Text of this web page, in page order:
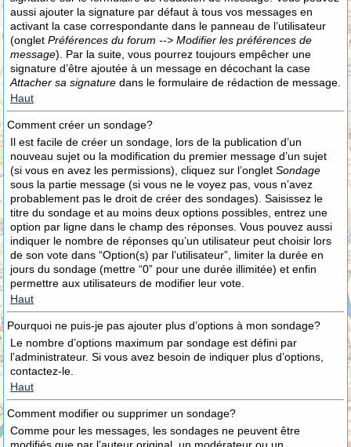
aussi ajouter la signature par défaut à tous vos messages en
activant la case correspondante dans le panneau de l’utilisateur
(onglet Préférences du forum --> Modifier les préférences de
message). Par la suite, vous pourrez toujours empêcher une
signature d’être ajoutée à un message en décochant la case
Attacher sa signature dans le formulaire de rédaction de message.
Haut
Comment créer un sondage?
Il est facile de créer un sondage, lors de la publication d’un
nouveau sujet ou la modification du premier message d’un sujet
(si vous en avez les permissions), cliquez sur l’onglet Sondage
sous la partie message (si vous ne le voyez pas, vous n’avez
probablement pas le droit de créer des sondages). Saisissez le
titre du sondage et au moins deux options possibles, entrez une
option par ligne dans le champ des réponses. Vous pouvez aussi
indiquer le nombre de réponses qu’un utilisateur peut choisir lors
de son vote dans “Option(s) par l’utilisateur”, limiter la durée en
jours du sondage (mettre “0” pour une durée illimitée) et enfin
permettre aux utilisateurs de modifier leur vote.
Haut
Pourquoi ne puis-je pas ajouter plus d’options à mon sondage?
Le nombre d’options maximum par sondage est défini par
l’administrateur. Si vous avez besoin de indiquer plus d’options,
contactez-le.
Haut
Comment modifier ou supprimer un sondage?
Comme pour les messages, les sondages ne peuvent être